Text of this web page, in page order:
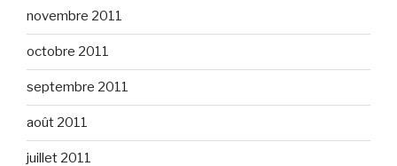
novembre 2011
octobre 2011
septembre 2011
août 2011
juillet 2011